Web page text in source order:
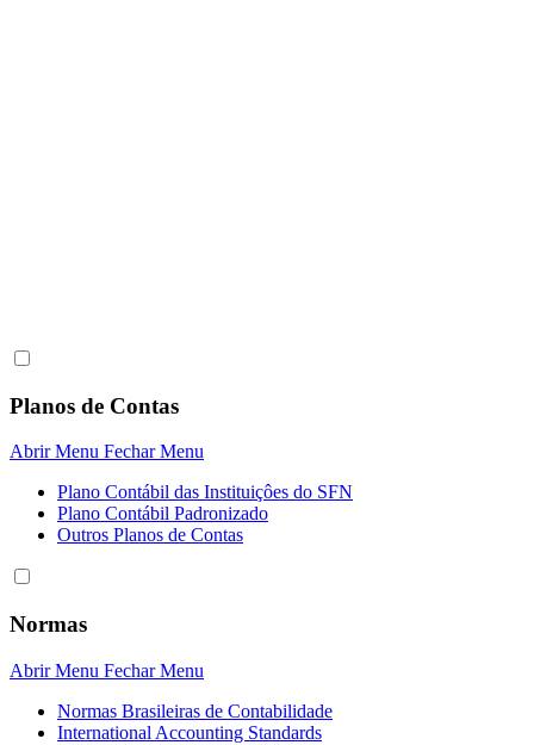
Planos de Contas
Abrir Menu Fechar Menu
Plano Contábil das Instituiçôes do SFN
Plano Contábil Padronizado
Outros Planos de Contas
Normas
Abrir Menu Fechar Menu
Normas Brasileiras de Contabilidade
International Accounting Standards